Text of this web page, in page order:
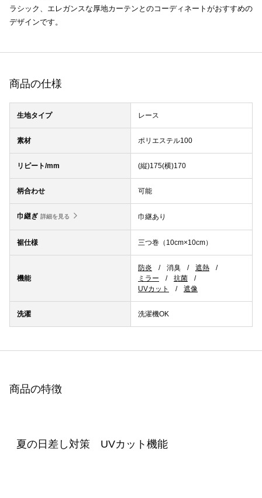
ラシック、エレガンスな厚地カーテンとのコーディネートがおすすめの
デザインです。
商品の仕様
生地タイプ レース
素材 ポリエステル100
リピート/mm (縦)175(横)170
柄合わせ 可能
巾継ぎ 詳細を見る 巾継あり
裾仕様 三つ巻（10cm×10cm）
機能
防炎 消臭
遮熱
ミラー
抗菌
UVカット
遮像
洗濯 洗濯機OK
商品の特徴
夏の日差し対策 UVカット機能